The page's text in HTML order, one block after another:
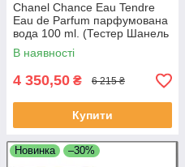
Chanel Chance Eau Tendre
Eau de Parfum парфумована
вода 100 ml. (Тестер Шанель
Шанс Еау Тендер)
В наявності
4 350,50 ₴ 6 215 ₴
Купити
Новинка –30%